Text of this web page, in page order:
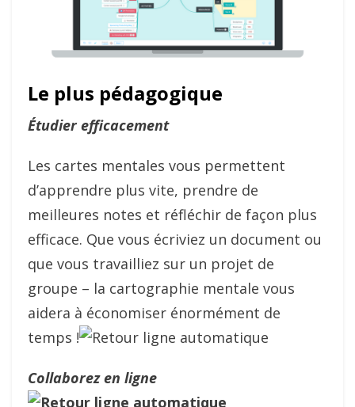
Le plus pédagogique
Étudier efficacement
Les cartes mentales vous permettent
d’apprendre plus vite, prendre de
meilleures notes et réfléchir de façon plus
efficace. Que vous écriviez un document ou
que vous travailliez sur un projet de
groupe – la cartographie mentale vous
aidera à économiser énormément de
temps !
Collaborez en ligne